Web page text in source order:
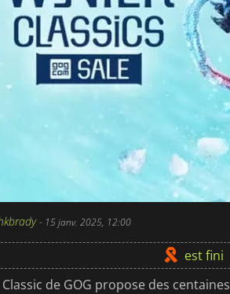
- 15 janv. 2025, 12:00
est fini
de GOG propose des